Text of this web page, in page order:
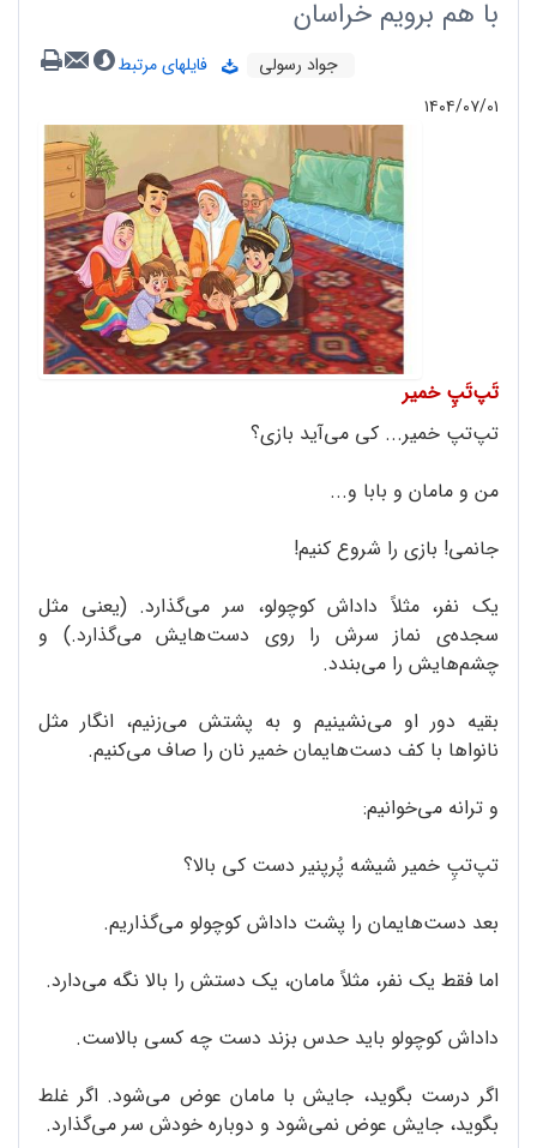
با هم برویم خراسان
جواد رسولی
فایلهای مرتبط
۱۴۰۴/۰۷/۰۱
تَپ‌تَپِ خمیر
تپ‌تپ خمیر... کی می‌آید بازی؟
من و مامان و بابا و...
جانمی! بازی را شروع کنیم!
یک نفر، مثلاً داداش کوچولو، سر می‌گذارد. (یعنی مثل
سجده‌ی نماز سرش را روی دست‌هایش می‌گذارد.) و
چشم‌هایش را می‌بندد.
بقیه دور او می‌نشینیم و به پشتش می‌زنیم، انگار مثل
نانواها با کف دست‌هایمان خمیر نان را صاف می‌کنیم.
و ترانه می‌خوانیم:
تپ‌تپِ خمیر شیشه پُرپنیر دست کی بالا؟
بعد دست‌هایمان را پشت داداش کوچولو می‌گذاریم.
اما فقط یک نفر، مثلاً مامان، یک دستش را بالا نگه می‌دارد.
داداش کوچولو باید حدس بزند دست چه کسی بالاست.
اگر درست بگوید، جایش با مامان عوض می‌شود. اگر غلط
بگوید، جایش عوض نمی‌شود و دوباره خودش سر می‌گذارد.